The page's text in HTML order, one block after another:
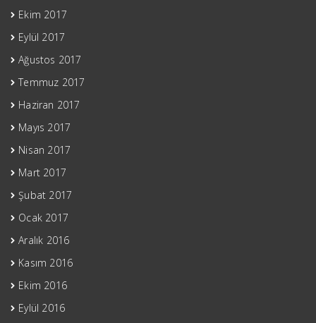
Ekim 2017
Eylül 2017
Ağustos 2017
Temmuz 2017
Haziran 2017
Mayıs 2017
Nisan 2017
Mart 2017
Şubat 2017
Ocak 2017
Aralık 2016
Kasım 2016
Ekim 2016
Eylül 2016